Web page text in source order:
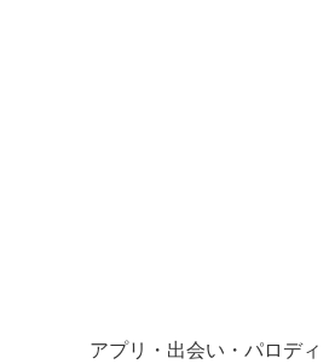
アプリ・出会い・パロディ